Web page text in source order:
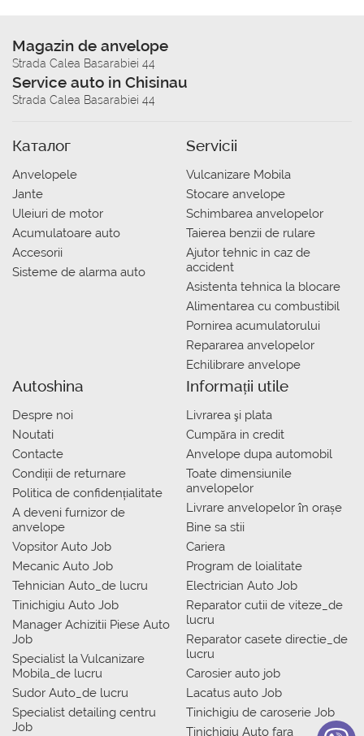
Magazin de anvelope
Strada Calea Basarabiei 44
Service auto in Chisinau
Strada Calea Basarabiei 44
Каталог
Anvelopele
Jante
Uleiuri de motor
Acumulatoare auto
Accesorii
Sisteme de alarma auto
Servicii
Vulcanizare Mobila
Stocare anvelope
Schimbarea anvelopelor
Taierea benzii de rulare
Ajutor tehnic in caz de
accident
Asistenta tehnica la blocare
Alimentarea cu combustibil
Pornirea acumulatorului
Repararea anvelopelor
Echilibrare anvelope
Autoshina
Despre noi
Noutati
Contacte
Condiții de returnare
Politica de confidențialitate
A deveni furnizor de
anvelope
Vopsitor Auto Job
Mecanic Auto Job
Tehnician Auto_de lucru
Tinichigiu Auto Job
Manager Achizitii Piese Auto
Job
Specialist la Vulcanizare
Mobila_de lucru
Sudor Auto_de lucru
Specialist detailing centru
Job
Informații utile
Livrarea şi plata
Сumpăra in credit
Anvelope dupa automobil
Toate dimensiunile
anvelopelor
Livrare anvelopelor în orașe
Bine sa stii
Cariera
Program de loialitate
Electrician Auto Job
Reparator cutii de viteze_de
lucru
Reparator casete directie_de
lucru
Carosier auto job
Lacatus auto Job
Tinichigiu de caroserie Job
Tinichigiu Auto fara